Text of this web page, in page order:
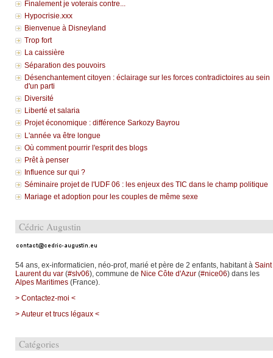
Finalement je voterais contre...
Hypocrisie.xxx
Bienvenue à Disneyland
Trop fort
La caissière
Séparation des pouvoirs
Désenchantement citoyen : éclairage sur les forces contradictoires au sein
d'un parti
Diversité
Liberté et salaria
Projet économique : différence Sarkozy Bayrou
L'année va être longue
Où comment pourrir l'esprit des blogs
Prêt à penser
Influence sur qui ?
Séminaire projet de l'UDF 06 : les enjeux des TIC dans le champ politique
Mariage et adoption pour les couples de même sexe
Cédric Augustin
54 ans, ex-informaticien, néo-prof, marié et père de 2 enfants, habitant à Saint
Laurent du var(#slv06), commune de Nice Côte d'Azur(#nice06) dans les
Alpes Maritimes(France).
> Contactez-moi <
> Auteur et trucs légaux <
Catégories